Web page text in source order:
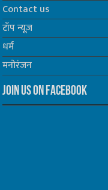
Contact us
टॉप न्यूज़
धर्म
मनोरंजन
Join us on Facebook